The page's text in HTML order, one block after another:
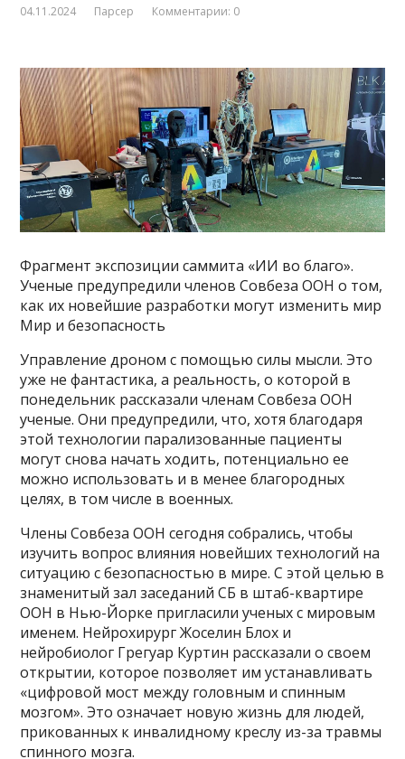
04.11.2024 Парсер Комментарии: 0
Фрагмент экспозиции саммита «ИИ во благо».
Ученые предупредили членов Совбеза ООН о том,
как их новейшие разработки могут изменить мир
Мир и безопасность
Управление дроном с помощью силы мысли. Это
уже не фантастика, а реальность, о которой в
понедельник рассказали членам Совбеза ООН
ученые. Они предупредили, что, хотя благодаря
этой технологии парализованные пациенты
могут снова начать ходить, потенциально ее
можно использовать и в менее благородных
целях, в том числе в военных.
Члены Совбеза ООН сегодня собрались, чтобы
изучить вопрос влияния новейших технологий на
ситуацию с безопасностью в мире. С этой целью в
знаменитый зал заседаний СБ в штаб-квартире
ООН в Нью-Йорке пригласили ученых с мировым
именем. Нейрохирург Жоселин Блох и
нейробиолог Грегуар Куртин рассказали о своем
открытии, которое позволяет им устанавливать
«цифровой мост между головным и спинным
мозгом». Это означает новую жизнь для людей,
прикованных к инвалидному креслу из-за травмы
спинного мозга.